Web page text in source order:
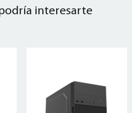
interesarte